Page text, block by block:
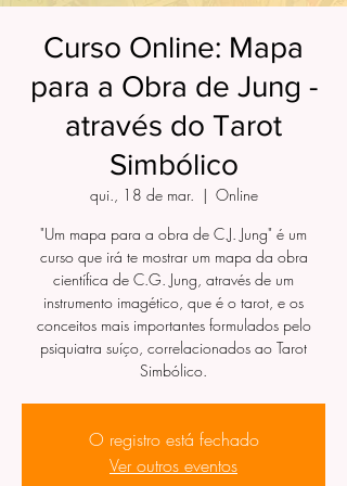
Curso Online: Mapa
para a Obra de Jung -
através do Tarot
Simbólico
qui., 18 de mar.
  |
Online
"Um mapa para a obra de C.J. Jung" é um
curso que irá te mostrar um mapa da obra
científica de C.G. Jung, através de um
instrumento imagético, que é o tarot, e os
conceitos mais importantes formulados pelo
psiquiatra suíço, correlacionados ao Tarot
Simbólico.
O registro está fechado
Ver outros eventos